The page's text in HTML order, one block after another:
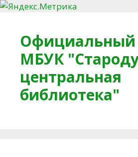
Официальный
МБУК
центральная
библиотека"